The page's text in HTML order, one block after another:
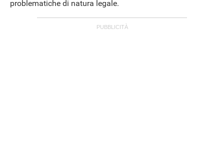
problematiche di natura legale.